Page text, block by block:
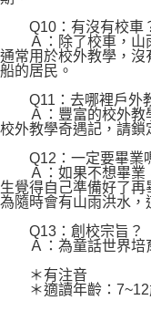
Q10：有沒有校車
Ａ：除了校車，山
通常用於校外教學，
船的居民。
Q11：去哪裡戶外
Ａ：豐富的校外教
校外教學奇遇記，請鎖
Q12：一定要畢業
Ａ：如果不想畢業
生覺得自己準備好了再
為隨時會有山雨洪水，
Q13：創校宗旨？
Ａ：為童話世界培育
＊有注音
＊適讀年齡：7~12